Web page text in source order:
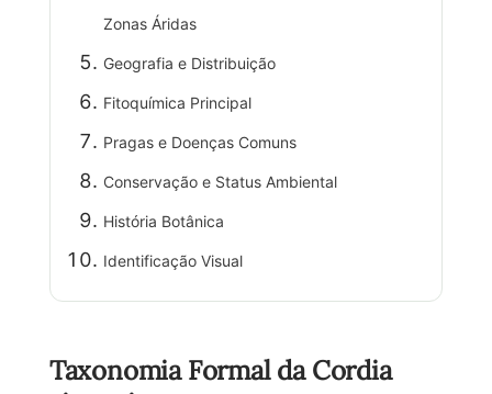
Zonas Áridas
Geografia e Distribuição
Fitoquímica Principal
Pragas e Doenças Comuns
Conservação e Status Ambiental
História Botânica
Identificação Visual
Taxonomia Formal da Cordia